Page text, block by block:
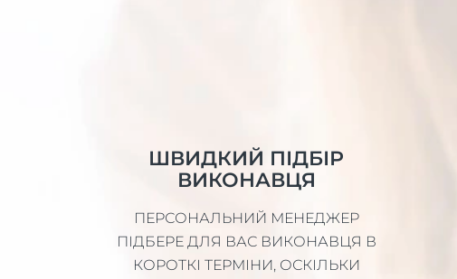
ШВИДКИЙ ПІДБІР
ВИКОНАВЦЯ
ПЕРСОНАЛЬНИЙ МЕНЕДЖЕР
ПІДБЕРЕ ДЛЯ ВАС ВИКОНАВЦЯ В
КОРОТКІ ТЕРМІНИ, ОСКІЛЬКИ